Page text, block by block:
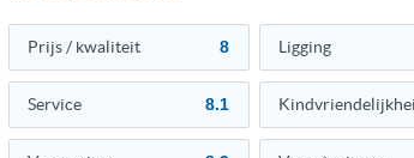
Prijs / kwaliteit 8 Ligging
Service 8.1